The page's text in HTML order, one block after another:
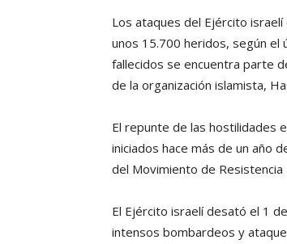
Los ataques del Ejército
unos 15.700 heridos, según el
fallecidos se encuentra parte
de la organización islamista,
El repunte de las hostilidades
iniciados hace más de un año
del Movimiento de Resistencia
El Ejército israelí desató el 1
intensos bombardeos y